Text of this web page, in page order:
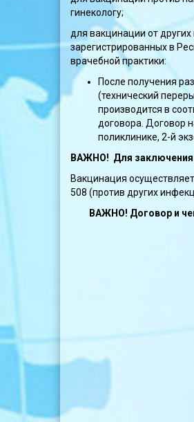
гинекологу;
для вакцинации от
зарегистрированных в
врачебной практики:
После получения
(технический
производится в
договора. Договор
поликлинике, 2-й
ВАЖНО! Для заключения
Вакцинация
508 (против других
ВАЖНО! Договор и чек